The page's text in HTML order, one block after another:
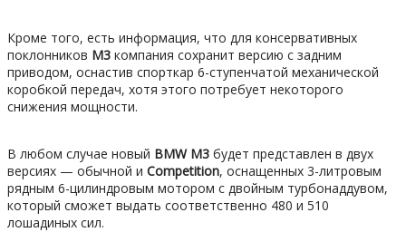
Кроме того, есть информация, что для консервативных
поклонников М3 компания сохранит версию с задним
приводом, оснастив спорткар 6-ступенчатой механической
коробкой передач, хотя этого потребует некоторого
снижения мощности.
В любом случае новый BMW М3 будет представлен в двух
версиях — обычной и Competition, оснащенных 3-литровым
рядным 6-цилиндровым мотором с двойным турбонаддувом,
который сможет выдать соответственно 480 и 510
лошадиных сил.